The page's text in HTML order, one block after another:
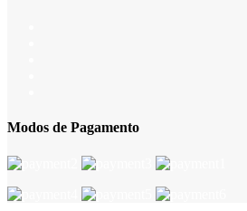
Modos de Pagamento